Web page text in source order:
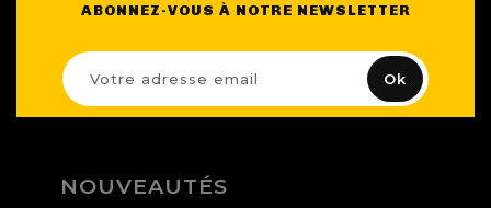
ABONNEZ-VOUS À NOTRE NEWSLETTER
NOUVEAUTÉS